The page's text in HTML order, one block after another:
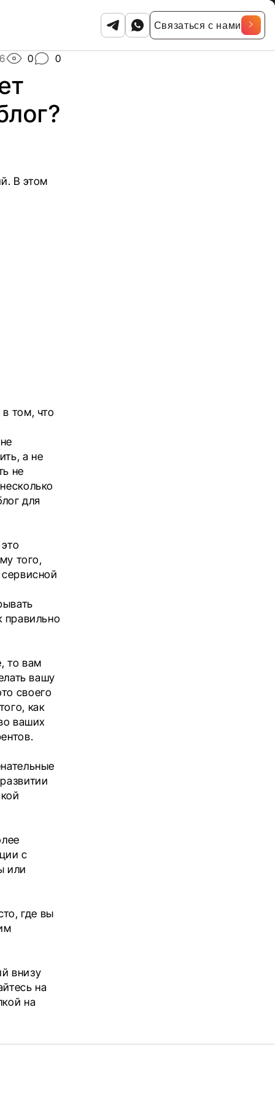
Связаться с нами
0 0
В этом
том, что
а не
не
для
того,
правильно
то вам
вашу
своего
как
ваших
с
или
где вы
внизу
на
на